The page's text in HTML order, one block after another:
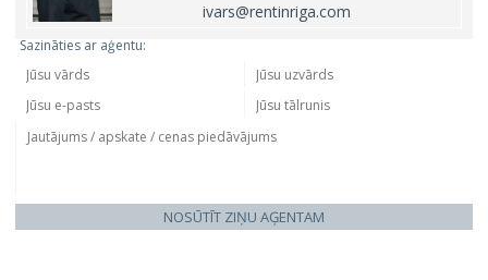
ivars@rentinriga.com
Sazināties ar aģentu:
NOSŪTĪT ZIŅU AĢENTAM